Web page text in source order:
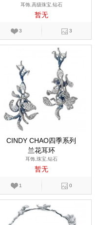
耳饰,高级珠宝,钻石
暂无
3 3
CINDY CHAO四季系列
兰花耳环
耳饰,珠宝,钻石
暂无
1 0